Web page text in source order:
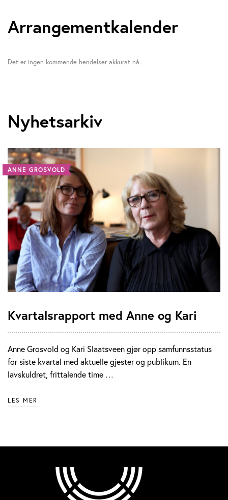
Arrangementkalender
Det er ingen kommende hendelser akkurat nå.
Nyhetsarkiv
ANNE GROSVOLD
Kvartalsrapport med Anne og Kari
Anne Grosvold og Kari Slaatsveen gjør opp samfunnsstatus
for siste kvartal med aktuelle gjester og publikum. En
lavskuldret, frittalende time …
LES MER